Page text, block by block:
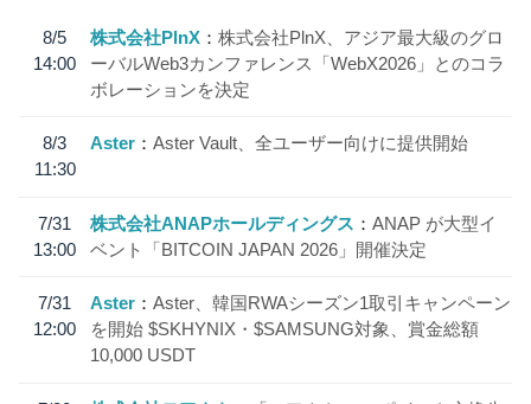
8/5
14:00
株式会社PlnX
株式会社PlnX、アジア最大級のグロ
ーバルWeb3カンファレンス「WebX2026」とのコラ
ボレーションを決定
8/3
11:30
Aster Aster Vault、全ユーザー向けに提供開始
7/31
13:00
株式会社ANAPホールディングス
ANAP が大型イ
ベント「BITCOIN JAPAN 2026」開催決定
7/31
12:00
Aster
Aster、韓国RWAシーズン1取引キャンペーン
を開始 $SKHYNIX・$SAMSUNG対象、賞金総額
10,000 USDT